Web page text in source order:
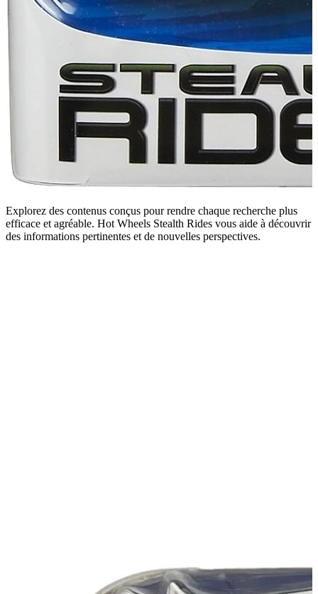
Explorez des contenus conçus pour rendre chaque recherche plus
efficace et agréable. Hot Wheels Stealth Rides vous aide à découvrir
des informations pertinentes et de nouvelles perspectives.